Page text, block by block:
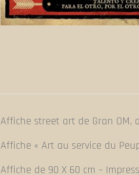
Affiche street art de Gran OM,
Affiche « Art au service du
Affiche de 90 X 60 cm –